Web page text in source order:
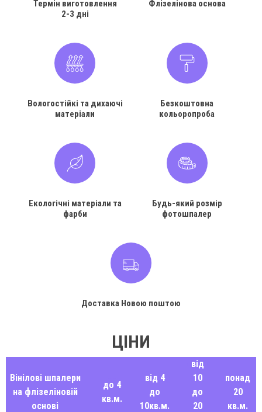
Термін виготовлення
2-3 дні
Флізелінова основа
Вологостійкі та дихаючі
матеріали
Безкоштовна
кольоропроба
Екологічні матеріали та
фарби
Будь-який розмір
фотошпалер
Доставка Новою поштою
ЦІНИ
Вінілові шпалери
на флізеліновій
основі
до 4
кв.м.
від 4
до
10кв.м.
від
10
до
20
понад
20
кв.м.